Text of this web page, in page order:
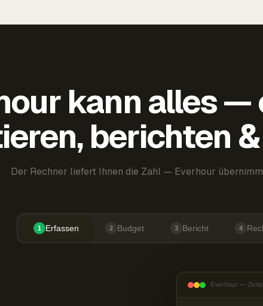
kann alles —
berichten
Der Rechner liefert Ihnen die Zahl — Everhour
1 Erfassen 2 Budget 3 Bericht 4
Everhour —